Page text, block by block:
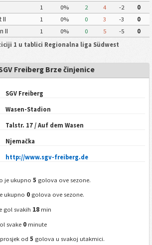
1 0% 2 4 -2
0
II 1 0% 0 3 -3
0
II 1 0% 0 5 -5
0
1 u tablici Regionalna liga Südwest
Freiberg Brze činjenice
SGV Freiberg
Wasen-Stadion
Talstr. 17 / Auf dem Wasen
Njemačka
http://www.sgv-freiberg.de
je ukupno5 golova ove sezone.
ukupno 0 golova ove sezone.
gol svakih 18 min
svake 0 minute
od5 golova u svakoj utakmici.